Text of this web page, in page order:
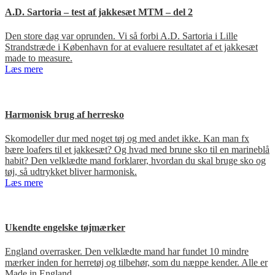
A.D. Sartoria – test af jakkesæt MTM – del 2
Den store dag var oprunden. Vi så forbi A.D. Sartoria i Lille
Strandstræde i København for at evaluere resultatet af et jakkesæt
made to measure.
Læs mere
Harmonisk brug af herresko
Skomodeller dur med noget tøj og med andet ikke. Kan man fx
bære loafers til et jakkesæt? Og hvad med brune sko til en marineblå
habit? Den velklædte mand forklarer, hvordan du skal bruge sko og
tøj, så udtrykket bliver harmonisk.
Læs mere
Ukendte engelske tøjmærker
England overrasker. Den velklædte mand har fundet 10 mindre
mærker inden for herretøj og tilbehør, som du næppe kender. Alle er